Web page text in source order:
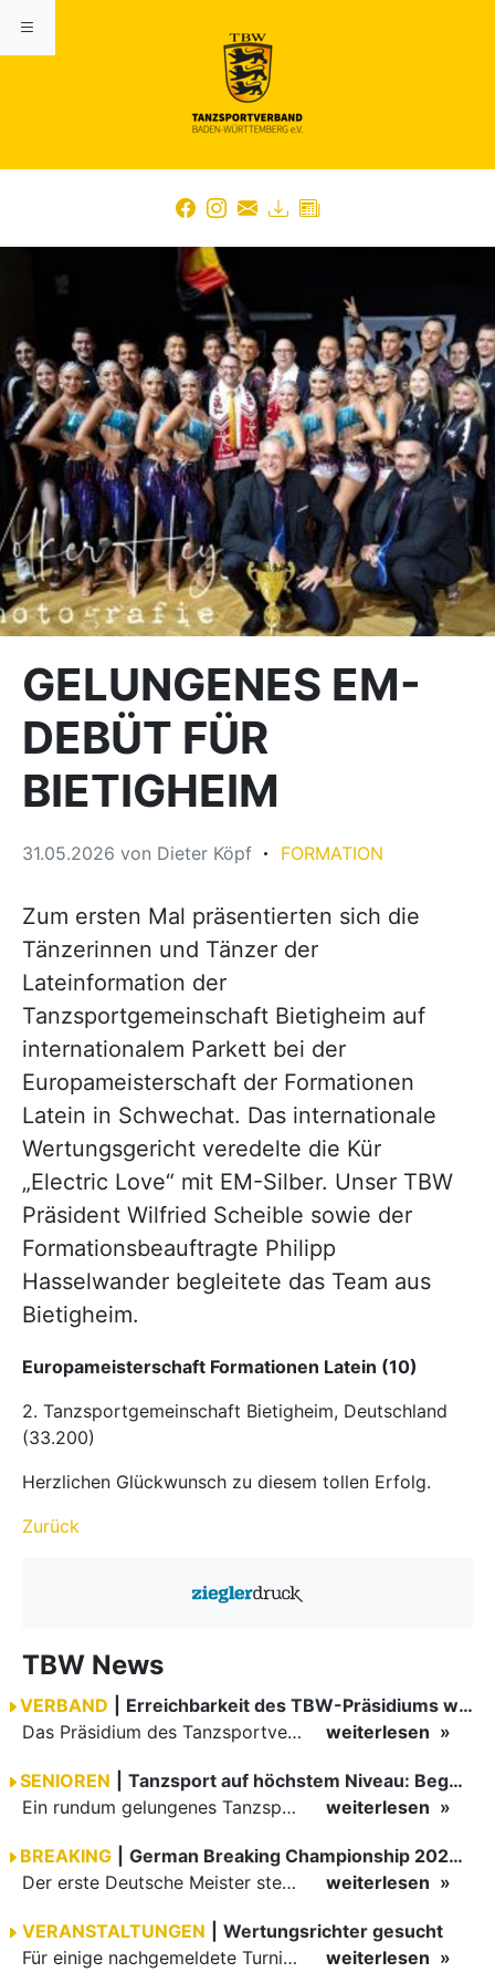
GELUNGENES EM-
DEBÜT FÜR
BIETIGHEIM
31.05.2026 von Dieter Köpf FORMATION
Zum ersten Mal präsentierten sich die
Tänzerinnen und Tänzer der
Lateinformation der
Tanzsportgemeinschaft Bietigheim auf
internationalem Parkett bei der
Europameisterschaft der Formationen
Latein in Schwechat. Das internationale
Wertungsgericht veredelte die Kür
„Electric Love“ mit EM-Silber. Unser TBW
Präsident Wilfried Scheible sowie der
Formationsbeauftragte Philipp
Hasselwander begleitete das Team aus
Bietigheim.
Europameisterschaft Formationen Latein (10)
2. Tanzsportgemeinschaft Bietigheim, Deutschland
(33.200)
Herzlichen Glückwunsch zu diesem tollen Erfolg.
Zurück
TBW News
VERBAND
Erreichbarkeit des TBW-Präsidiums während der GOC 2026
Das Präsidium des Tanzsportverbandes Baden-Württemberg (TBW) ist in der Zeit vom 09.08.2026 bis einschließlich 16.08.2026 nicht erreichbar. Da alle Präsidiumsmitglieder vor Ort bei den German Open…
weiterlesen
SENIOREN
Tanzsport auf höchstem Niveau: Begeisterung bei den Turnieren in…
Ein rundum gelungenes Tanzsport-Wochenende liegt hinter den Paaren und Organisatoren in Enzklösterle. Am 1. und 2. August 2026 verwandelte sich die Festhalle wieder in einen lebendigen Mittelpunkt des…
weiterlesen
BREAKING
German Breaking Championship 2026 in Hannover
Der erste Deutsche Meister steht fest B-Boy Roman siegt bei den Juniors
weiterlesen
VERANSTALTUNGEN
Wertungsrichter gesucht
Für einige nachgemeldete Turniere im 2 Halbjahr sucht der ZWE noch Wertungsrichter.
weiterlesen